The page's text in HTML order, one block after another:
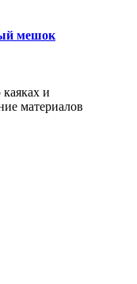
мешок
и
материалов